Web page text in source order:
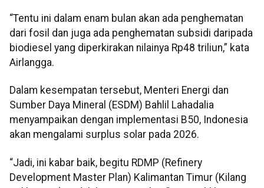
“Tentu ini dalam enam bulan akan ada penghematan
dari fosil dan juga ada penghematan subsidi daripada
biodiesel yang diperkirakan nilainya Rp48 triliun,” kata
Airlangga.
Dalam kesempatan tersebut, Menteri Energi dan
Sumber Daya Mineral (ESDM) Bahlil Lahadalia
menyampaikan dengan implementasi B50, Indonesia
akan mengalami surplus solar pada 2026.
“Jadi, ini kabar baik, begitu RDMP (Refinery
Development Master Plan) Kalimantan Timur (Kilang